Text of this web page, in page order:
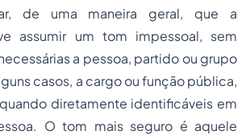
de uma maneira geral, que a
assumir um tom impessoal, sem
a pessoa, partido ou grupo
casos, a cargo ou função pública,
diretamente identificáveis em
O tom mais seguro é aquele